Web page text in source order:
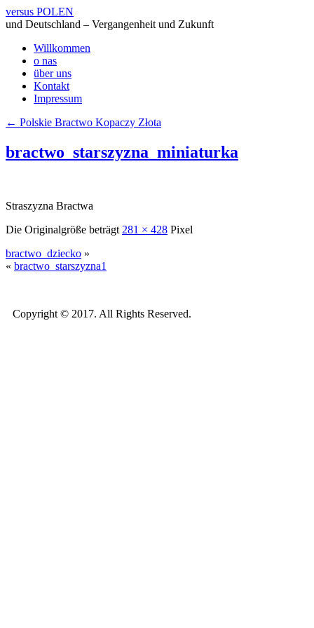
versus POLEN
und Deutschland – Vergangenheit und Zukunft
Willkommen
o nas
über uns
Kontakt
Impressum
← Polskie Bractwo Kopaczy Złota
bractwo_starszyzna_miniaturka
Straszyzna Bractwa
Die Originalgröße beträgt 281 × 428 Pixel
bractwo_dziecko »
« bractwo_starszyzna1
Copyright © 2017. All Rights Reserved.